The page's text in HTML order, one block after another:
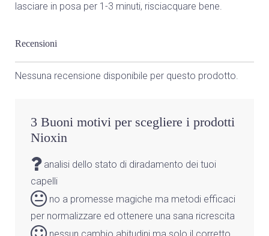
lasciare in posa per 1-3 minuti, risciacquare bene.
Recensioni
Nessuna recensione disponibile per questo prodotto.
3 Buoni motivi per scegliere i prodotti
Nioxin
analisi dello stato di diradamento dei tuoi
capelli
no a promesse magiche ma metodi efficaci
per normalizzare ed ottenere una sana ricrescita